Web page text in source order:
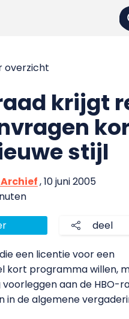
overzicht
krijgt
stijl
, 10 juni 2005
deel
een licentie voor een
kort programma willen,
aan de HBO-
in de algemene